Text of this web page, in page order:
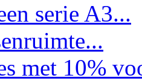
serie A3...
met 10%